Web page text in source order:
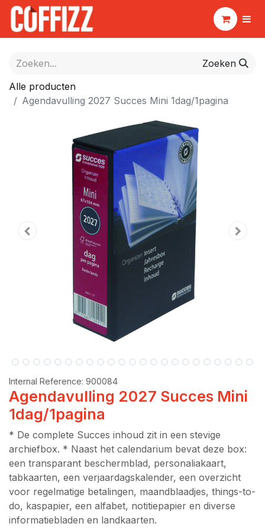
Zoeken
Alle producten
Agendavulling 2027 Succes Mini 1dag/1pagina
Internal Reference: 900084
Agendavulling 2027 Succes Mini
1dag/1pagina
* De complete Succes inhoud zit in een stevige
archiefbox. * Naast het calendarium bevat deze box:
een transparant beschermblad, personaliakaart,
tabkaarten, een verjaardagskalender, een overzicht
voor regelmatige betalingen, maandblaadjes, things-to-
do, kaspapier, een alfabet, notitiepapier en diverse
informatiebladen en landkaarten.